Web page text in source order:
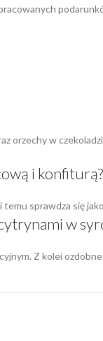
w
i konfiturą?
sprawdza się
w
Z kolei